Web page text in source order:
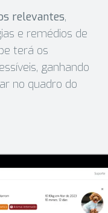
relevantes,
e remédios de
terá os
ganhando
no quadro do